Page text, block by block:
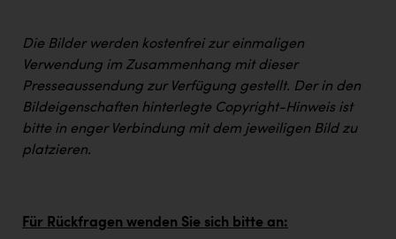
Wirtschaftskammer OÖ
ZGONC
ZULuft - Zukunft Luft Austria
z.l.ö.
Wirtschaftskammer OÖ Energiehandel
Die Bilder werden kostenfrei zur einmaligen
Verwendung im Zusammenhang mit dieser
Presseaussendung zur Verfügung gestellt. Der in den
Bildeigenschaften hinterlegte Copyright-Hinweis ist
bitte in enger Verbindung mit dem jeweiligen Bild zu
platzieren.
Für Rückfragen wenden Sie sich bitte an: